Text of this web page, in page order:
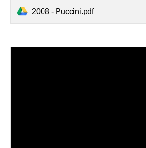
2008 - Puccini.pdf